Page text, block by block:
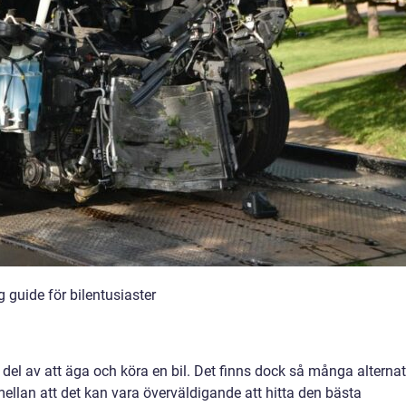
guide för bilentusiaster
av att äga och köra en bil. Det finns dock så många
att det kan vara överväldigande att hitta den bästa